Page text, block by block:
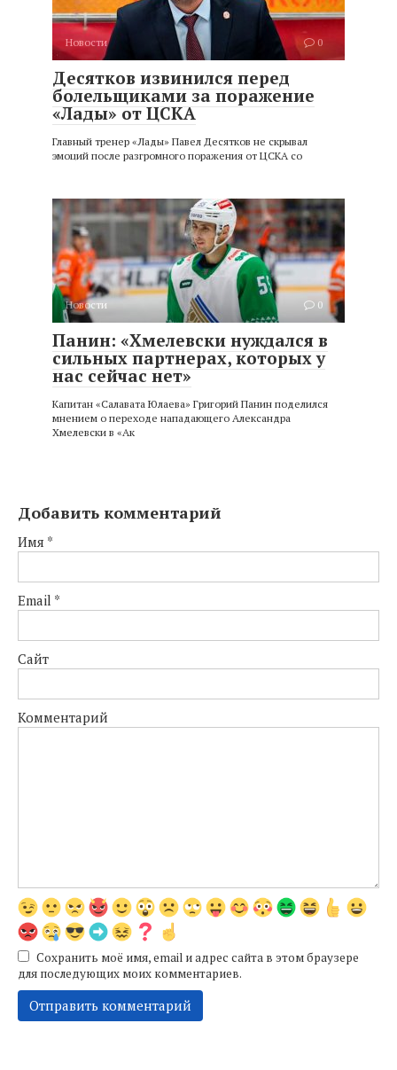
Новости 0
Десятков извинился перед
болельщиками за поражение
«Лады» от ЦСКА
Главный тренер «Лады» Павел Десятков не скрывал
эмоций после разгромного поражения от ЦСКА со
Новости 0
Панин: «Хмелевски нуждался в
сильных партнерах, которых у
нас сейчас нет»
Капитан «Салавата Юлаева» Григорий Панин поделился
мнением о переходе нападающего Александра
Хмелевски в «Ак
Добавить комментарий
Имя *
Email *
Сайт
Комментарий
Сохранить моё имя, email и адрес сайта в этом браузере
для последующих моих комментариев.